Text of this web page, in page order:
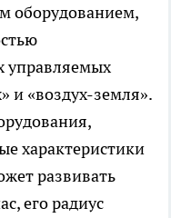
оборудованием,
управляемых
и «воздух-земля».
характеристики
развивать
его радиус